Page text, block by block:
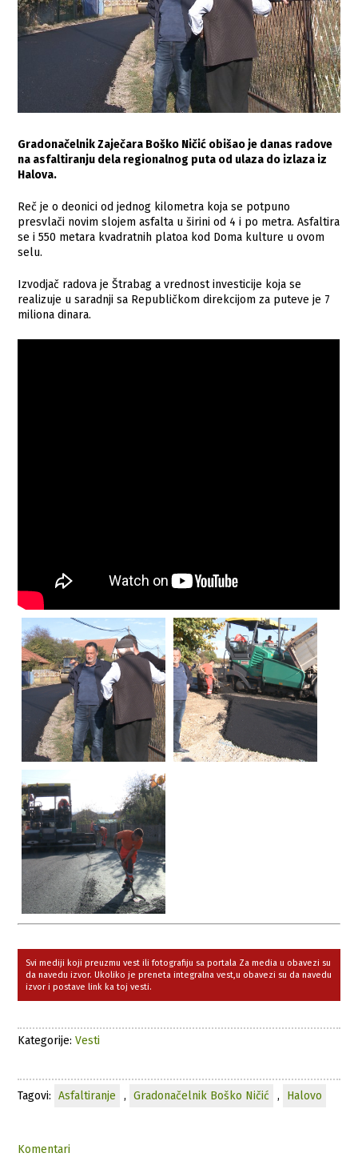
Gradonačelnik Zaječara Boško Ničić obišao je danas radove
na asfaltiranju dela regionalnog puta od ulaza do izlaza iz
Halova.
Reč je o deonici od jednog kilometra koja se potpuno
presvlači novim slojem asfalta u širini od 4 i po metra. Asfaltira
se i 550 metara kvadratnih platoa kod Doma kulture u ovom
selu.
Izvodjač radova je Štrabag a vrednost investicije koja se
realizuje u saradnji sa Republičkom direkcijom za puteve je 7
miliona dinara.
Svi mediji koji preuzmu vest ili fotografiju sa portala Za media u obavezi su
da navedu izvor. Ukoliko je preneta integralna vest,u obavezi su da navedu
izvor i postave link ka toj vesti.
Kategorije:Vesti
Tagovi: Asfaltiranje , Gradonačelnik Boško Ničić , Halovo
Komentari